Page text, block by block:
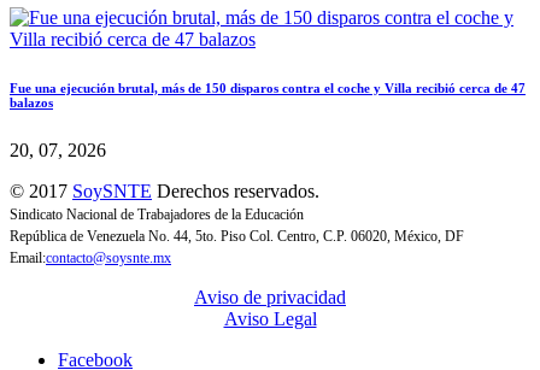
Fue una ejecución brutal, más de 150 disparos contra el coche y Villa recibió cerca de 47
balazos
20, 07, 2026
© 2017 SoySNTE Derechos reservados.
Sindicato Nacional de Trabajadores de la Educación
República de Venezuela No. 44, 5to. Piso Col. Centro, C.P. 06020, México, DF
Email:contacto@soysnte.mx
Aviso de privacidad
Aviso Legal
Facebook